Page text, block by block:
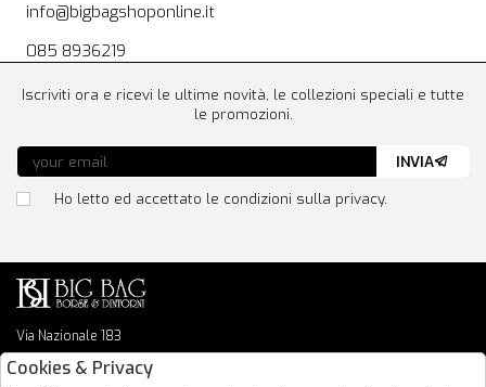
info@bigbagshoponline.it
085 8936219
Via Nazionale 183
64026 Roseto Degli Abruzzi
Iscriviti ora e ricevi le ultime novità, le collezioni speciali e tutte
le promozioni.
Ho letto ed accettato le condizioni sulla privacy.
INVIA
Cookies & Privacy